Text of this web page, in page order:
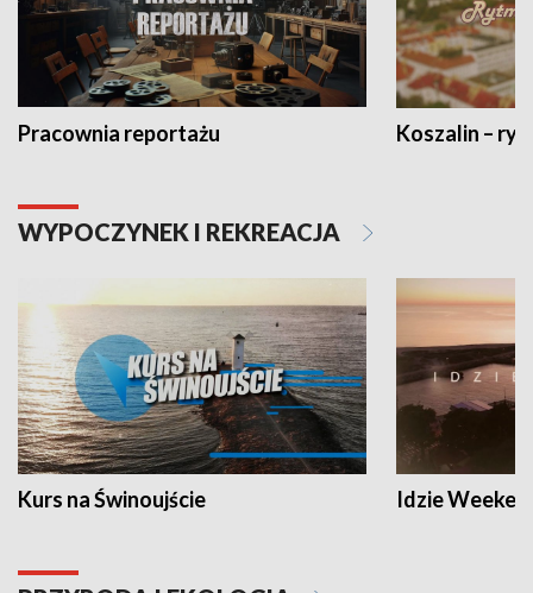
Pracownia reportażu Koszalin –
WYPOCZYNEK I REKREACJA
Kurs na Świnoujście Idzie